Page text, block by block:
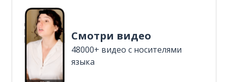
Смотри видео
48000+ видео с носителями
языка